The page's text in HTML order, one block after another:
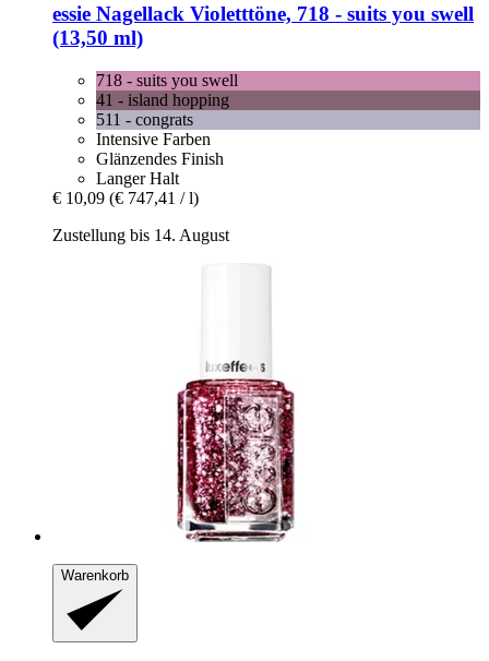
essie Nagellack Violetttöne, 718 -​ suits you swell
(13,50 ml)
718 - suits you swell
41 - island hopping
511 - congrats
Intensive Farben
Glänzendes Finish
Langer Halt
€ 10,09 (€ 747,41 / l)
Zustellung bis 14. August
Warenkorb